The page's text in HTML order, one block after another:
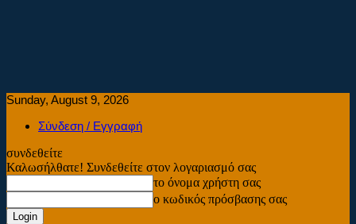
Sunday, August 9, 2026
Σύνδεση / Εγγραφή
συνδεθείτε
Καλωσήλθατε! Συνδεθείτε στον λογαριασμό σας
το όνομα χρήστη σας
ο κωδικός πρόσβασης σας